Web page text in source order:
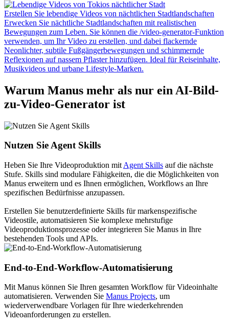
Erstellen Sie lebendige Videos von nächtlichen Stadtlandschaften
Erwecken Sie nächtliche Stadtlandschaften mit realistischen
Bewegungen zum Leben. Sie können die /video-generator-Funktion
verwenden, um Ihr Video zu erstellen, und dabei flackernde
Neonlichter, subtile Fußgängerbewegungen und schimmernde
Reflexionen auf nassem Pflaster hinzufügen. Ideal für Reiseinhalte,
Musikvideos und urbane Lifestyle-Marken.
Warum Manus mehr als nur ein AI-Bild-
zu-Video-Generator ist
Nutzen Sie Agent Skills
Heben Sie Ihre Videoproduktion mit Agent Skills auf die nächste
Stufe. Skills sind modulare Fähigkeiten, die die Möglichkeiten von
Manus erweitern und es Ihnen ermöglichen, Workflows an Ihre
spezifischen Bedürfnisse anzupassen.
Erstellen Sie benutzerdefinierte Skills für markenspezifische
Videostile, automatisieren Sie komplexe mehrstufige
Videoproduktionsprozesse oder integrieren Sie Manus in Ihre
bestehenden Tools und APIs.
End-to-End-Workflow-Automatisierung
Mit Manus können Sie Ihren gesamten Workflow für Videoinhalte
automatisieren. Verwenden Sie Manus Projects, um
wiederverwendbare Vorlagen für Ihre wiederkehrenden
Videoanforderungen zu erstellen.